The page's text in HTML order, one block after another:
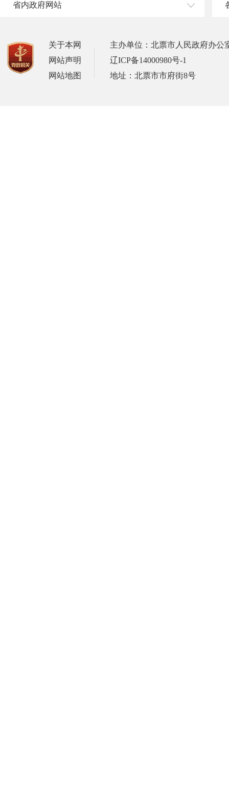
省内政府网站
关于本网
网站声明
网站地图
主办单位：北票市人民政府办公
辽ICP备14000980号-1
地址：北票市市府街8号